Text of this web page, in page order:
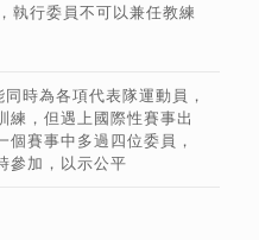
執行委員不可以兼任教練
時為各項代表隊運動員，
練，但遇上國際性賽事出
個賽事中多過四位委員，
參加，以示公平